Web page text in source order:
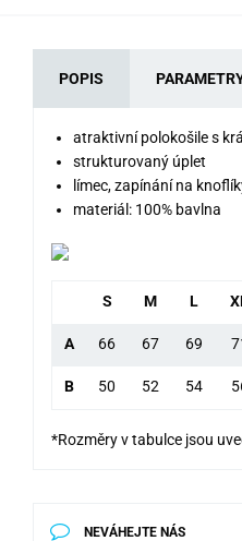
POPIS
atraktivní polokošile s
strukturovaný úplet
límec, zapínání na
materiál: 100% bavlna
S M L
A 66 67 69
B 50 52 54
*Rozměry v tabulce jsou
NEVÁHEJTE NÁS